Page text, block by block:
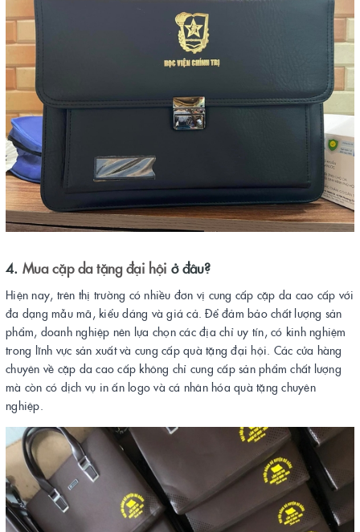
4. Mua cặp da tặng đại hội ở đâu?
Hiện nay, trên thị trường có nhiều đơn vị cung cấp cặp da cao cấp với
đa dạng mẫu mã, kiểu dáng và giá cả. Để đảm bảo chất lượng sản
phẩm, doanh nghiệp nên lựa chọn các địa chỉ uy tín, có kinh nghiệm
trong lĩnh vực sản xuất và cung cấp quà tặng đại hội. Các cửa hàng
chuyên về cặp da cao cấp không chỉ cung cấp sản phẩm chất lượng
mà còn có dịch vụ in ấn logo và cá nhân hóa quà tặng chuyên
nghiệp.